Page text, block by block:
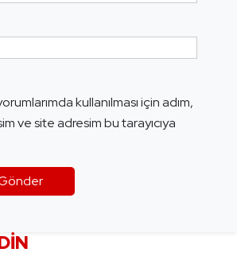
kullanılması için adım,
ve site adresim bu tarayıcıya